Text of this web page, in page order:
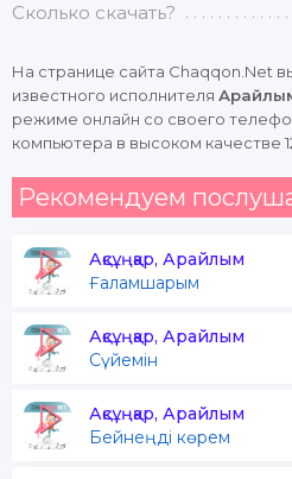
Сколько скачать?
На странице сайта Chaqqon.Net
известного исполнителя
режиме онлайн со своего
компьютера в высоком качестве
Рекомендуем
Ақсұңқар, Арайлым
Ғаламшарым
Ақсұңқар, Арайлым
Сүйемін
Ақсұңқар, Арайлым
Бейнеңді көрем